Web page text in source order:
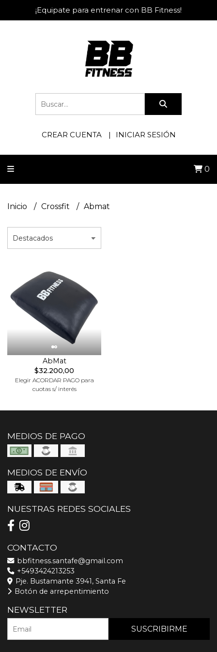
¡Equipate para entrenar con BB Fitness!
CREAR CUENTA INICIAR SESIÓN
0
Inicio Crossfit Abmat
AbMat
$32.200,00
Elegir ACORDAR PAGO para
cuotas s/ interés
MEDIOS DE PAGO
MEDIOS DE ENVÍO
NUESTRAS REDES SOCIALES
CONTACTO
bbfitness.santafe@gmail.com
+5493424213253
Pje. Bustamante 3941, Santa Fe
Botón de arrepentimiento
NEWSLETTER
SUSCRIBIRME